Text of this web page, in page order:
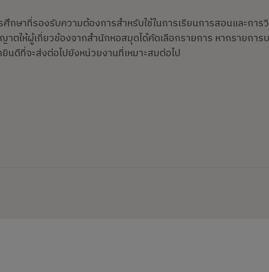
กษาที่รองรับความต้องการสำหรับใช้ในการเรียนการสอนและการ
าตให้ผู้เกี่ยวข้องจากสำนักหอสมุดได้คัดเลือกรายการ หากรายการ
นดีที่จะส่งต่อไปยังหน่วยงานที่เหมาะสมต่อไป